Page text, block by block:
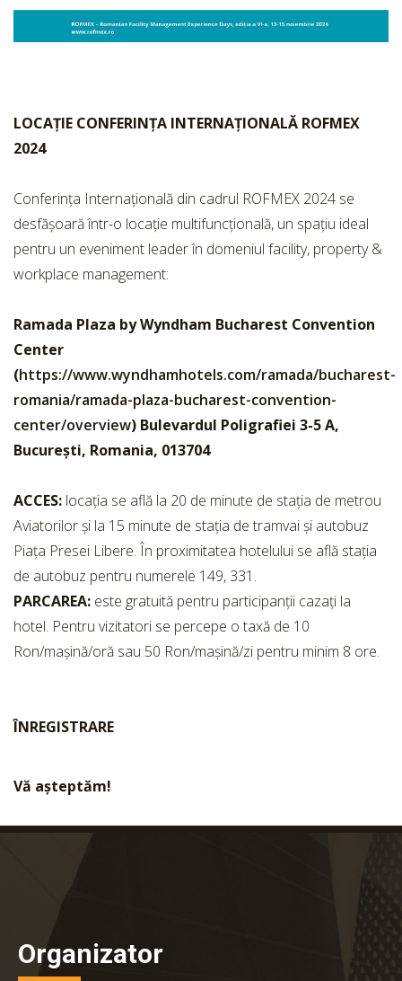
LOCAȚIE CONFERINȚA INTERNAȚIONALĂ ROFMEX
2024
Conferința Internațională din cadrul ROFMEX 2024 se
desfășoară într-o locație multifuncțională, un spațiu ideal
pentru un eveniment leader în domeniul facility, property &
workplace management:
Ramada Plaza by Wyndham Bucharest Convention
Center
(https://www.wyndhamhotels.com/ramada/bucharest-
romania/ramada-plaza-bucharest-convention-
center/overview) Bulevardul Poligrafiei 3-5 A,
București, Romania, 013704
ACCES: locația se află la 20 de minute de stația de metrou
Aviatorilor și la 15 minute de stația de tramvai și autobuz
Piața Presei Libere. În proximitatea hotelului se află stația
de autobuz pentru numerele 149, 331.
PARCAREA: este gratuită pentru participanții cazați la
hotel. Pentru vizitatori se percepe o taxă de 10
Ron/mașină/oră sau 50 Ron/mașină/zi pentru minim 8 ore.
ÎNREGISTRARE
Vă așteptăm!
Organizator